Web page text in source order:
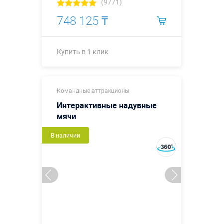
748 125 ₸
Купить в 1 клик
Командные аттракционы
Интерактивные надувные
мячи
В наличии